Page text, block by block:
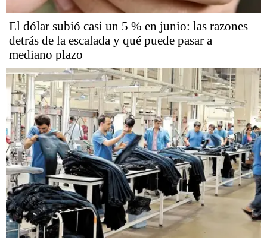
El dólar subió casi un 5 % en junio: las razones
detrás de la escalada y qué puede pasar a
mediano plazo